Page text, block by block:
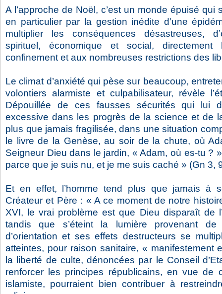
A l’approche de Noël, c’est un monde épuisé qui
en particulier par la gestion inédite d’une
multiplier les conséquences désastreuses,
spirituel, économique et social,
confinement et aux nombreuses restrictions des
Le climat d’anxiété qui pèse sur beaucoup,
volontiers alarmiste et culpabilisateur, révèle
Dépouillée de ces fausses sécurités qui lui
excessive dans les progrès de la science et de
plus que jamais fragilisée, dans une situation
le livre de la Genèse, au soir de la chute, où
Seigneur Dieu dans le jardin, « Adam, où es-tu ?
parce que je suis nu, et je me suis caché » (Gn 3,
Et en effet, l’homme tend plus que jamais à
Créateur et Père : « A ce moment de notre
XVI, le vrai problème est que Dieu disparaît de
tandis que s’éteint la lumière provenant de
d’orientation et ses effets destructeurs se
atteintes, pour raison sanitaire, « manifestement
la liberté de culte, dénoncées par le Conseil
renforcer les principes républicains, en vue de
islamiste, pourraient bien contribuer à